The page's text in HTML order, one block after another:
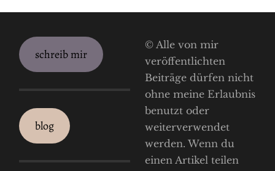
schreib mir
blog
© Alle von mir
veröffentlichten
Beiträge dürfen nicht
ohne meine Erlaubnis
benutzt oder
weiterverwendet
werden. Wenn du
einen Artikel teilen